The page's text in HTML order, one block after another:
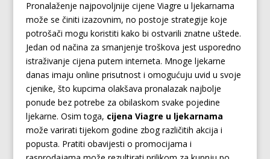
Pronalaženje najpovoljnije cijene Viagre u ljekarnama
može se činiti izazovnim, no postoje strategije koje
potrošači mogu koristiti kako bi ostvarili znatne uštede.
Jedan od načina za smanjenje troškova jest usporedno
istraživanje cijena putem interneta. Mnoge ljekarne
danas imaju online prisutnost i omogućuju uvid u svoje
cjenike, što kupcima olakšava pronalazak najbolje
ponude bez potrebe za obilaskom svake pojedine
ljekarne. Osim toga, cijena Viagre u ljekarnama
može varirati tijekom godine zbog različitih akcija i
popusta. Pratiti obavijesti o promocijama i